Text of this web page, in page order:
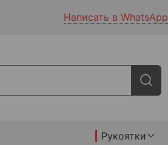
Написать в WhatsApp
Рукоятки